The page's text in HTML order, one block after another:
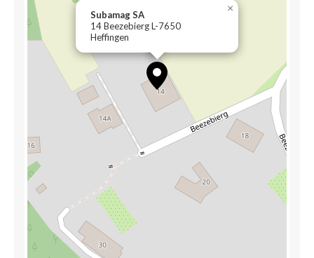
Subamag SA
14 Beezebierg L-7650
Heffingen
×